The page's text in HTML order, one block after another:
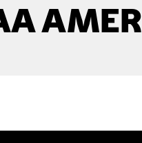
AMER